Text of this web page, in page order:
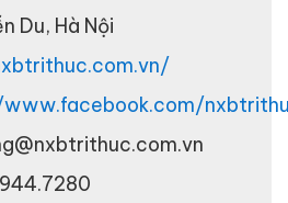
Du, Hà Nội